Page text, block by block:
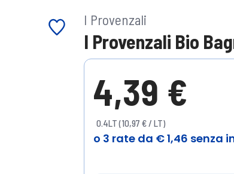
I Provenzali
I Provenzali Bio
4,39 €
0.4LT (10,97 € / LT)